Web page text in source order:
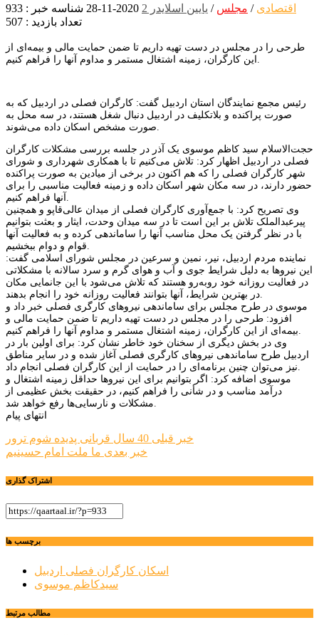
اقتصادی / مجلس / یایین اسلایدر 2 2020-11-28
شناسه خبر : 933
تعداد بازدید : 507
طرحی را در مجلس در دست تهیه داریم تا ضمن حمایت مالی و بیمه‌ای از
رئیس مجمع نمایندگان استان اردبیل گفت: کارگران فصلی در اردبیل که به
صورت پراکنده و بلاتکلیف در اردبیل دنبال شغل هستند، در سه محل به
حجت‌الاسلام سید کاظم موسوی یک آذر در جلسه بررسی مشکلات کارگران
فصلی در اردبیل اظهار کرد:‌ تلاش می‌کنیم تا با همکاری شهرداری و شورای
شهر کارگران فصلی را که هم اکنون در برخی از میادین به صورت پراکنده
حضور دارند، در سه مکان شهر اسکان داده و زمینه فعالیت مناسبی را برای
وی تصریح کرد: با جمع‌آوری کارگران فصلی از میدان عالی‌قاپو و همچنین
پیرعبدالملک تلاش بر این است تا در سه میدان وحدت، ایثار و بعثت بتوانیم
با در نظر گرفتن یک محل مناسب آنها را ساماندهی کرده و به فعالیت آنها
نماینده مردم اردبیل، نیر، نمین و سرعین در مجلس شورای اسلامی گفت:‌
این نیروها به دلیل شرایط جوی و آب و هوای گرم و سرد سالانه با مشکلاتی
در فعالیت روزانه خود روبه‌رو هستند که تلاش می‌شود با این جانمایی مکان
موسوی در طرح مجلس برای ساماندهی نیروهای کارگری فصلی خبر داد و
افزود: طرحی را در مجلس در دست تهیه داریم تا ضمن حمایت مالی و
وی در بخش دیگری از سخنان خود خاطر نشان کرد:‌ برای اولین بار در
اردبیل طرح ساماندهی نیروهای کارگری فصلی آغاز شده و در سایر مناطق
موسوی اضافه کرد: اگر بتوانیم برای این نیروها حداقل زمینه اشتغال و
درآمد مناسب و در شأنی را فراهم کنیم، در حقیقت بخش عظیمی از
انتهای پیام
راهبری
نوشته
خبر قبلی 40 سال قربانی پدیده شوم ترور
خبر بعدی ما ملت امام حسینیم
اشتراک گذاری
برچسب ها
اسکان کارگران فصلی اردبیل
سیدکاظم موسوی
مطالب مرتبط